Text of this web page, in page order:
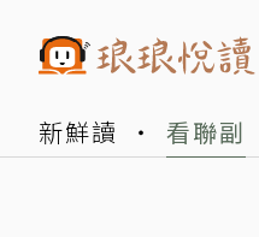
新鮮讀 看聯副